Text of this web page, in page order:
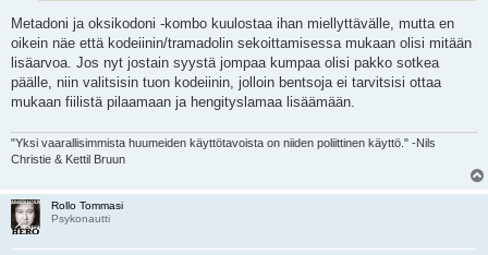
Metadoni ja oksikodoni -kombo kuulostaa ihan miellyttävälle, mutta en
oikein näe että kodeiinin/tramadolin sekoittamisessa mukaan olisi mitään
lisäarvoa. Jos nyt jostain syystä jompaa kumpaa olisi pakko sotkea
päälle, niin valitsisin tuon kodeiinin, jolloin bentsoja ei tarvitsisi ottaa
mukaan fiilistä pilaamaan ja hengityslamaa lisäämään.
"Yksi vaarallisimmista huumeiden käyttötavoista on niiden poliittinen käyttö." -Nils
Christie & Kettil Bruun
Rollo Tommasi
Psykonautti